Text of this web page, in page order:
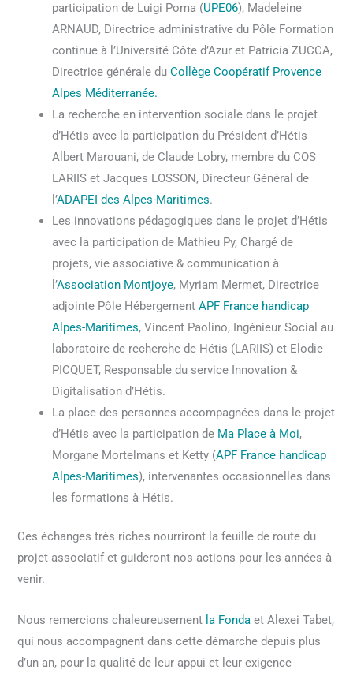
participation de Luigi Poma (UPE06), Madeleine
ARNAUD, Directrice administrative du Pôle Formation
continue à l’Université Côte d’Azur et Patricia ZUCCA,
Directrice générale duCollège Coopératif Provence
Alpes Méditerranée.
La recherche en intervention sociale dans le projet
d’Hétis avec la participation du Président d’Hétis
Albert Marouani, de Claude Lobry, membre du COS
LARIIS et Jacques LOSSON, Directeur Général de
l’ADAPEI des Alpes-Maritimes.
Les innovations pédagogiques dans le projet d’Hétis
avec la participation de Mathieu Py, Chargé de
projets, vie associative & communication à
l’Association Montjoye, Myriam Mermet, Directrice
adjointe Pôle HébergementAPF France handicap
Alpes-Maritimes, Vincent Paolino, Ingénieur Social au
laboratoire de recherche de Hétis (LARIIS) et Elodie
PICQUET, Responsable du service Innovation &
Digitalisation d’Hétis.
La place des personnes accompagnées dans le projet
d’Hétis avec la participation de Ma Place à Moi,
Morgane Mortelmans et Ketty (APF France handicap
Alpes-Maritimes), intervenantes occasionnelles dans
les formations à Hétis.
Ces échanges très riches nourriront la feuille de route du
projet associatif et guideront nos actions pour les années à
venir.
Nous remercions chaleureusement la Fonda et Alexei Tabet,
qui nous accompagnent dans cette démarche depuis plus
d’un an, pour la qualité de leur appui et leur exigence